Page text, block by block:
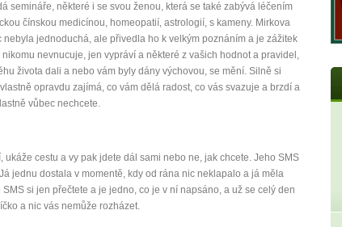
semináře, některé i se svou ženou, která se také zabývá léčením
čínskou medicínou, homeopatií, astrologií, s kameny. Mirkova
nebyla jednoduchá, ale přivedla ho k velkým poznáním a je zážitek
nikomu nevnucuje, jen vypráví a některé z vašich hodnot a pravidel,
života dali a nebo vám byly dány výchovou, se mění. Silně si
opravdu zajímá, co vám dělá radost, co vás svazuje a brzdí a
vůbec nechcete.
ukáže cestu a vy pak jdete dál sami nebo ne, jak chcete. Jeho SMS
jednu dostala v momentě, kdy od rána nic neklapalo a já měla
si jen přečtete a je jedno, co je v ní napsáno, a už se celý den
a nic vás nemůže rozházet.